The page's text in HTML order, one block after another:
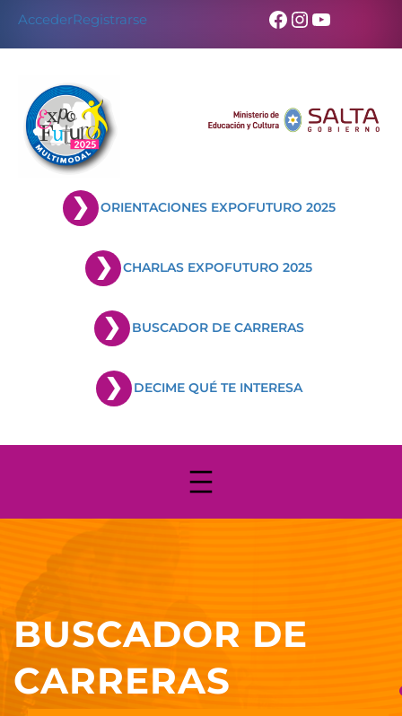
content
AccederRegistrarse Facebook
Instagram
YouTube
ORIENTACIONES EXPOFUTURO 2025
CHARLAS EXPOFUTURO 2025
BUSCADOR DE CARRERAS
DECIME QUÉ TE INTERESA
BUSCADOR DE
CARRERAS